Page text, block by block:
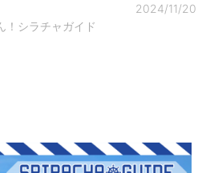
！シラチャガイド
2024/11/20